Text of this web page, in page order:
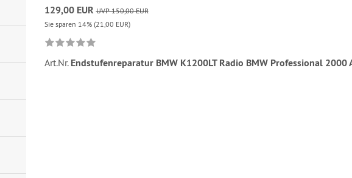
129,00 EUR UVP 150,00 EUR
Sie sparen 14% (21,00 EUR)
Art.Nr. Endstufenreparatur BMW K1200LT Radio BMW Professional 2000